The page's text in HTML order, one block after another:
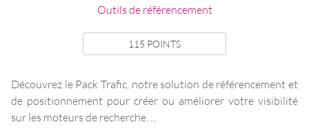
Outils de référencement
115 POINTS
Découvrez le Pack Trafic, notre solution de référencement et
de positionnement pour créer ou améliorer votre visibilité
sur les moteurs de recherche. ...